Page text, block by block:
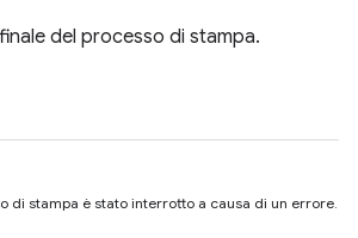
del processo di stampa.
di stampa è stato interrotto a causa di un errore.